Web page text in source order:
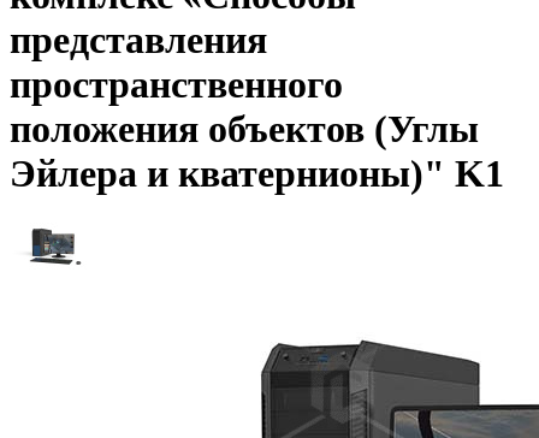
представления
пространственного
положения объектов (Углы
Эйлера и кватернионы)" K1